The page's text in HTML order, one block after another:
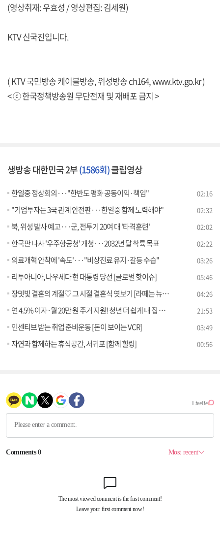
(영상취재: 우효성 / 영상편집: 김세원)
KTV 신국진입니다.
( KTV 국민방송 케이블방송, 위성방송 ch164,www.ktv.go.kr)
< ⓒ 한국정책방송원 무단전재 및 재배포 금지 >
생방송 대한민국 2부(1586회)클립영상
한일중 정상회의···"한반도 평화 공동이익·책임" 02:16
"기업투자는 3국 관계 안전판···한일중 함께 노력해야" 02:32
북, 위성 발사 예고···군, 전투기 20여 대 '타격훈련' 02:02
한국판 나사 '우주항공청' 개청···2032년 달 착륙 목표 02:22
의료개혁 안착에 '속도'···"비상진료 유지·갈등 수습" 03:26
리투아니아, 나우세다 현 대통령 당선 [글로벌 핫이슈] 05:46
장밋빛 결혼의 계절♡ 그 시절 결혼식 엿보기 [라떼는 뉴우스] 04:26
연 4.5% 이자·월 20만 원 주거 지원! 청년 더 쉽게 내 집 마련 [경제&이슈] 21:53
인센티브 받는 취업 준비운동 [돈이 보이는 VCR] 03:49
자연과 함께하는 휴식공간, 서귀포 [함께 힐링] 00:56